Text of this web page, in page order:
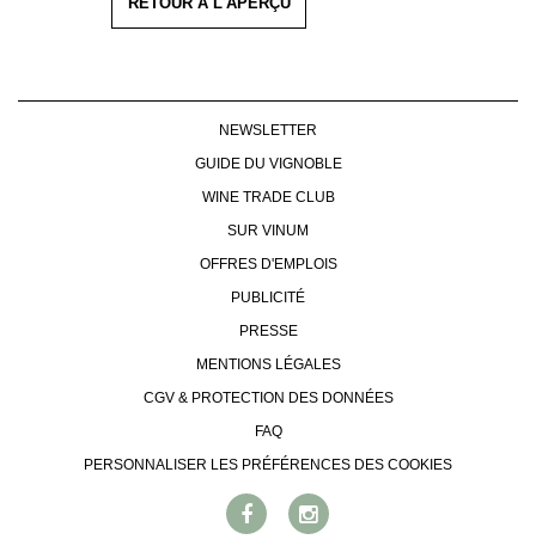
RETOUR À L'APERÇU
NEWSLETTER
GUIDE DU VIGNOBLE
WINE TRADE CLUB
SUR VINUM
OFFRES D'EMPLOIS
PUBLICITÉ
PRESSE
MENTIONS LÉGALES
CGV & PROTECTION DES DONNÉES
FAQ
PERSONNALISER LES PRÉFÉRENCES DES COOKIES